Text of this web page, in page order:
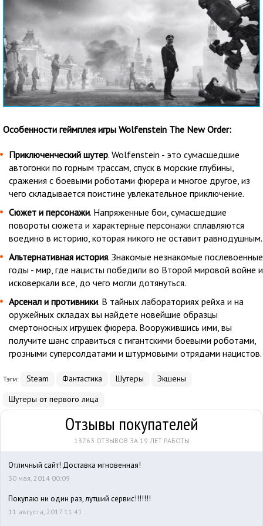
Особенности геймплея игры Wolfenstein The New Order:
Приключенческий шутер. Wolfenstein - это сумасшедшие
автогонки по горным трассам, спуск в морские глубины,
сражения с боевыми роботами фюрера и многое другое, из
чего складывается поистине увлекательное приключение.
Сюжет и персонажи. Напряженные бои, сумасшедшие
повороты сюжета и характерные персонажи сплавляются
воедино в историю, которая никого не оставит равнодушным.
Альтернативная история. Знакомые незнакомые послевоенные
годы - мир, где нацисты победили во Второй мировой войне и
исковеркали все, до чего могли дотянуться.
Арсенал и противники. В тайных лабораториях рейха и на
оружейных складах вы найдете новейшие образцы
смертоносных игрушек фюрера. Вооружившись ими, вы
получите шанс справиться с гигантскими боевыми роботами,
грозными суперсолдатами и штурмовыми отрядами нацистов.
Тэги: Steam Фантастика Шутеры
Экшены
Шутеры от первого лица
Отзывы покупателей
13763 ОТЗЫВОВ ЗА 19 ЛЕТ РАБОТЫ
Отличный сайт! Доставка мгновенная!
30 мая, 2014 00:09
Покупаю ни один раз, лутший сервис!!!!!!!
11 августа, 2017 11:41